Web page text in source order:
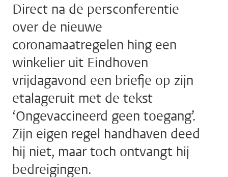
Direct na de persconferentie
over de nieuwe
coronamaatregelen hing een
winkelier uit Eindhoven
vrijdagavond een briefje op zijn
etalageruit met de tekst
‘Ongevaccineerd geen toegang’.
Zijn eigen regel handhaven deed
hij niet, maar toch ontvangt hij
bedreigingen.